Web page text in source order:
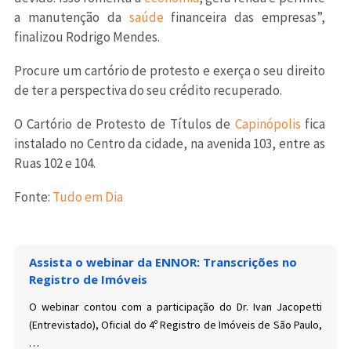
a manutenção da saúdefinanceira das empresas”,
finalizou Rodrigo Mendes.
Procure um cartório de protesto e exerça o seu direito
de ter a perspectiva do seu crédito recuperado.
O Cartório de Protesto de Títulos de Capinópolis fica
instalado no Centro da cidade, na avenida 103, entre as
Ruas 102 e 104.
Fonte: Tudo em Dia
Assista o webinar da ENNOR: Transcrições no
Registro de Imóveis
O webinar contou com a participação do Dr. Ivan Jacopetti
(Entrevistado), Oficial do 4º Registro de Imóveis de São Paulo,
…